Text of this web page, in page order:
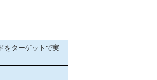
をターゲットで実